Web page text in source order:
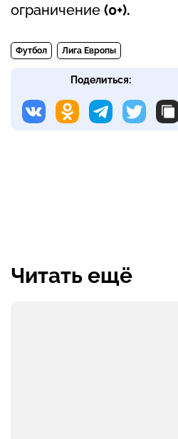
ограничение (0+).
Футбол Лига Европы
Поделиться:
Читать ещё